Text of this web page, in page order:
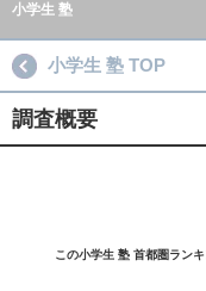
小学生 塾
小学生 塾 TOP
調査概要
この小学生 塾 首都圏ラン